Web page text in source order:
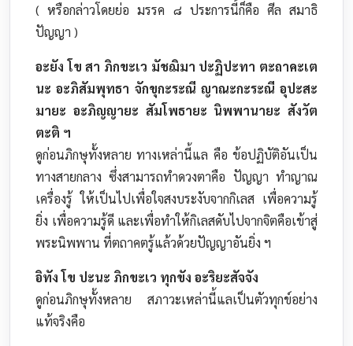
( หรือกล่าวโดยย่อ มรรค ๘ ประการนี้ก็คือ ศีล สมาธิ
ปัญญา )
อะยัง โข สา ภิกขะเว มัชฌิมา ปะฏิปะทา ตะถาคะเต
นะ อะภิสัมพุทธา จักขุกะระณี ญาณะกะระณี อุปะสะ
มายะ อะภิญญายะ สัมโพธายะ นิพพานายะ สังวัต
ตะติ ฯ
ดูก่อนภิกษุทั้งหลาย ทางเหล่านี้แล คือ ข้อปฏิบัติอันเป็น
ทางสายกลาง ซึ่งสามารถทำดวงตาคือ ปัญญา ทำญาณ
เครื่องรู้ ให้เป็นไปเพื่อใจสงบระงับจากกิเลส เพื่อความรู้
ยิ่ง เพื่อความรู้ดี และเพื่อทำให้กิเลสดับไปจากจิตคือเข้าสู่
พระนิพพาน ที่ตถาคตรู้แล้วด้วยปัญญาอันยิ่ง ฯ
อิทัง โข ปะนะ ภิกขะเว ทุกขัง อะริยะสัจจัง
ดูก่อนภิกษุทั้งหลาย สภาวะเหล่านี้แลเป็นตัวทุกข์อย่าง
แท้จริงคือ